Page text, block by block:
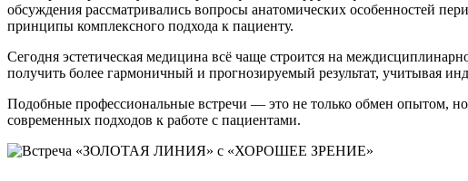
обсуждения рассматривались вопросы анатомических особенностей
принципы комплексного подхода к пациенту.
Сегодня эстетическая медицина всё чаще строится на
получить более гармоничный и прогнозируемый результат, учитывая
Подобные профессиональные встречи — это не только обмен опытом,
современных подходов к работе с пациентами.